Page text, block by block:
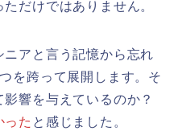
だけではありません。
アと言う記憶から忘れ
を跨って展開します。そ
響を与えているのか？
った と感じました。